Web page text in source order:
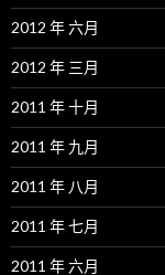
2012 年 六月
2012 年 三月
2011 年 十月
2011 年 九月
2011 年 八月
2011 年 七月
2011 年 六月